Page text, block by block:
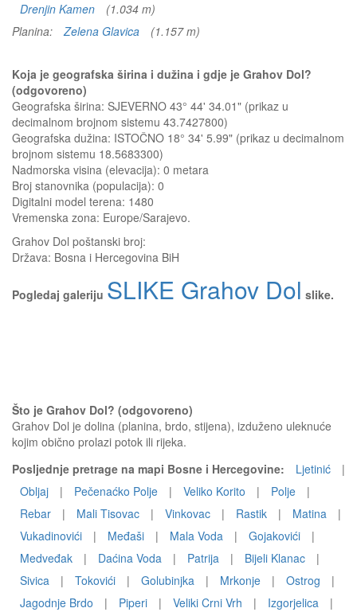
Drenjin Kamen
(1.034 m)
Planina:
Zelena Glavica (1.157 m)
Koja je geografska širina i dužina i gdje je Grahov Dol?
(odgovoreno)
Geografska širina: SJEVERNO 43° 44' 34.01" (prikaz u
decimalnom brojnom sistemu 43.7427800)
Geografska dužina: ISTOČNO 18° 34' 5.99" (prikaz u decimalnom
brojnom sistemu 18.5683300)
Nadmorska visina (elevacija): 0 metara
Broj stanovnika (populacija): 0
Digitalni model terena: 1480
Vremenska zona: Europe/Sarajevo.
Grahov Dol poštanski broj:
Država: Bosna i Hercegovina BiH
Pogledaj galeriju SLIKE Grahov Dol slike.
Što je Grahov Dol? (odgovoreno)
Grahov Dol je dolina (planina, brdo, stijena), izduženo uleknuće
kojim obično prolazi potok ili rijeka.
Posljednje pretrage na mapi Bosne i Hercegovine:
Ljetinić
|
Obljaj
| Pečenaćko Polje | Veliko Korito | Polje
|
Rebar
| Mali Tisovac | Vinkovac | Rastik | Matina
|
Vukadinovići
| Međaši | Mala Voda | Gojakovići
|
Medveđak
| Daćina Voda | Patrija | Bijeli Klanac
|
Sivica
| Tokovići | Golubinjka | Mrkonje | Ostrog
|
Jagodnje Brdo
| Piperi | Veliki Crni Vrh | Izgorjelica |